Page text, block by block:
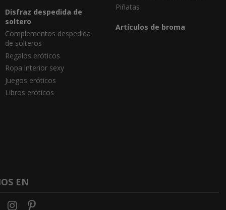
Disfraz despedida de
soltero
Complementos despedida
de solteros
Regalos eróticos
Ropa interior sexy
Juegos eróticos
Libros eróticos
Piñatas
Artículos de broma
EN